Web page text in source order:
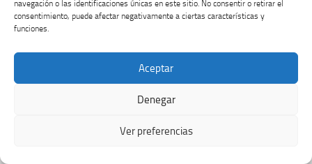
navegación o las identificaciones únicas en este sitio. No consentir o retirar el
consentimiento, puede afectar negativamente a ciertas características y
funciones.
Aceptar
Denegar
Ver preferencias
Slovenia
Slovénie
Slovenija
Søren Torpeggard Lund